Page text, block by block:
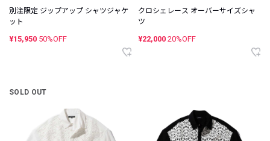
別注限定 ジップアップ シャツジャケ
ット
¥15,950 50%OFF
クロシェレース オーバーサイズシャ
ツ
¥22,000 20%OFF
SOLD OUT